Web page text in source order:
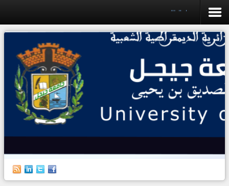
الرئيسية
الجامعة
الكليات
البيداغوجيا
البحث العلمي
التخطيط
العلاقات الخارجية
حياة الطالب